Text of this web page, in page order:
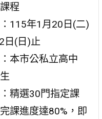
程
115年1月20日(二)
日(日)止
本市公私立高中
精選30門指定課
課進度達80%，即